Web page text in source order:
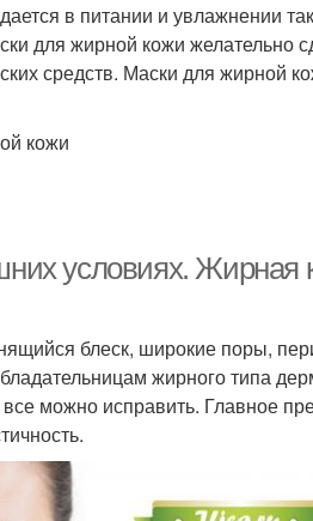
в питании и увлажнении
для жирной кожи желательно
средств. Маски для жирной
кожи
условиях. Жирная
блеск, широкие поры,
жирного типа
можно исправить. Главное